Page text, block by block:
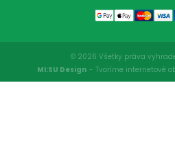
© 2026 Všetky práva
MI:SU Design - Tvoríme internetové